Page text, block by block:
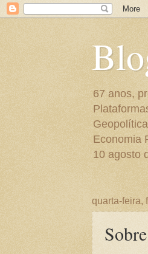
67 anos,
Economia
10 agosto
quarta-feira,